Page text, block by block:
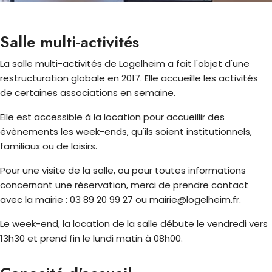
Salle multi-activités
La salle multi-activités de Logelheim a fait l'objet d'une
restructuration globale en 2017. Elle accueille les activités
de certaines associations en semaine.
Elle est accessible à la location pour accueillir des
évènements les week-ends, qu'ils soient institutionnels,
familiaux ou de loisirs.
Pour une visite de la salle, ou pour toutes informations
concernant une réservation, merci de prendre contact
avec la mairie : 03 89 20 99 27 ou mairie@logelheim.fr.
Le week-end, la location de la salle débute le vendredi vers
13h30 et prend fin le lundi matin à 08h00.